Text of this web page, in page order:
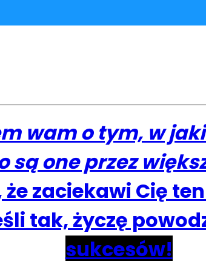
wam o tym, w
one przez
zaciekawi Cię
tak, życzę
sukcesów!